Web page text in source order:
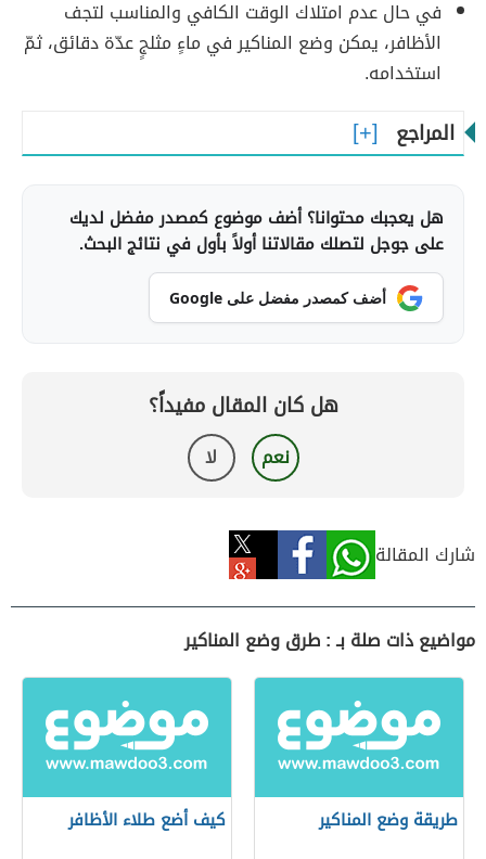
في حال عدم امتلاك الوقت الكافي والمناسب لتجف
الأظافر، يمكن وضع المناكير في ماءٍ مثلجٍ عدّة دقائق، ثمّ
استخدامه.
المراجع
هل يعجبك محتوانا؟ أضف موضوع كمصدر مفضل لديك
على جوجل لتصلك مقالاتنا أولاً بأول في نتائج البحث.
أضف كمصدر مفضل على Google
هل كان المقال مفيداً؟
نعم لا
شارك المقالة
مواضيع ذات صلة بـ : طرق وضع المناكير
طريقة وضع المناكير كيف أضع طلاء الأظافر